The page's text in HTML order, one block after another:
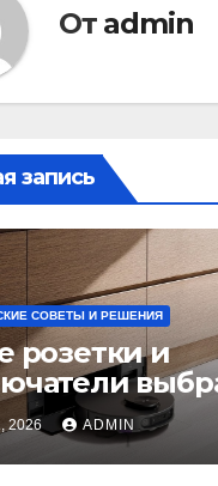
От admin
запись
СОВЕТЫ И РЕШЕНИЯ
розетки и
дома: советы
2026 ADMIN